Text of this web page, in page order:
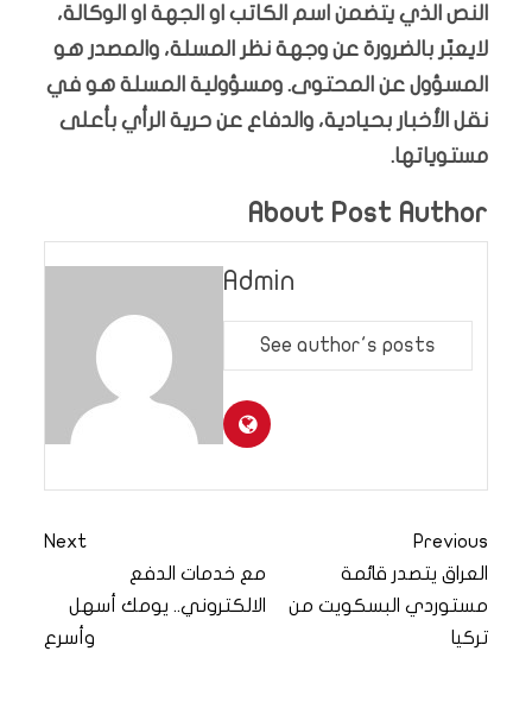
النص الذي يتضمن اسم الكاتب او الجهة او الوكالة،
لايعبّر بالضرورة عن وجهة نظر المسلة، والمصدر هو
المسؤول عن المحتوى. ومسؤولية المسلة هو في
نقل الأخبار بحيادية، والدفاع عن حرية الرأي بأعلى
مستوياتها.
About Post Author
Admin
See author's posts
Previous
العراق يتصدر قائمة
مستوردي البسكويت من
تركيا
Next
مع خدمات الدفع
الالكتروني.. يومك أسهل
وأسرع